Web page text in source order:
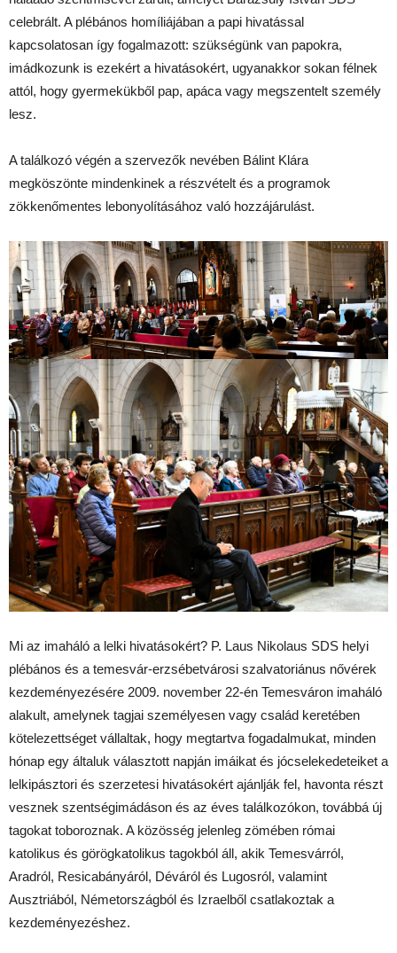
celebrált. A plébános homíliájában a papi hivatással
kapcsolatosan így fogalmazott: szükségünk van papokra,
imádkozunk is ezekért a hivatásokért, ugyanakkor sokan félnek
attól, hogy gyermekükből pap, apáca vagy megszentelt személy
lesz.
A találkozó végén a szervezők nevében Bálint Klára
megköszönte mindenkinek a részvételt és a programok
zökkenőmentes lebonyolításához való hozzájárulást.
Mi az imaháló a lelki hivatásokért? P. Laus Nikolaus SDS helyi
plébános és a temesvár-erzsébetvárosi szalvatoriánus nővérek
kezdeményezésére 2009. november 22-én Temesváron imaháló
alakult, amelynek tagjai személyesen vagy család keretében
kötelezettséget vállaltak, hogy megtartva fogadalmukat, minden
hónap egy általuk választott napján imáikat és jócselekedeteiket a
lelkipásztori és szerzetesi hivatásokért ajánlják fel, havonta részt
vesznek szentségimádáson és az éves találkozókon, továbbá új
tagokat toboroznak. A közösség jelenleg zömében római
katolikus és görögkatolikus tagokból áll, akik Temesvárról,
Aradról, Resicabányáról, Déváról és Lugosról, valamint
Ausztriából, Németországból és Izraelből csatlakoztak a
kezdeményezéshez.